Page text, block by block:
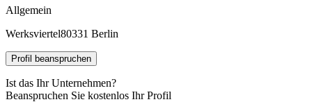
Allgemein
Werksviertel80331 Berlin
Profil beanspruchen
Ist das Ihr Unternehmen?
Beanspruchen Sie kostenlos Ihr Profil